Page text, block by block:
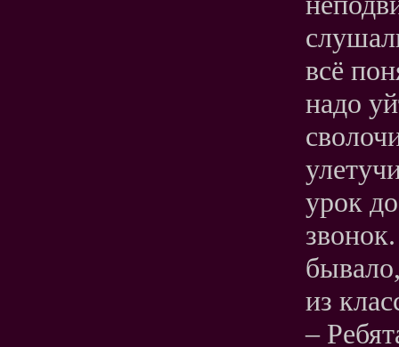
всё
надо
урок
из
–